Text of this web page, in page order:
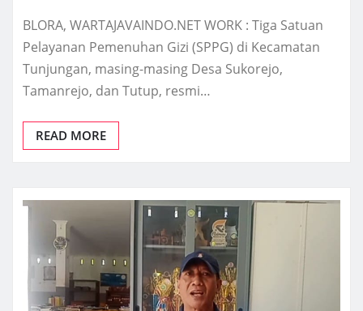
BLORA, WARTAJAVAINDO.NET WORK : Tiga Satuan
Pelayanan Pemenuhan Gizi (SPPG) di Kecamatan
Tunjungan, masing-masing Desa Sukorejo,
Tamanrejo, dan Tutup, resmi…
READ MORE